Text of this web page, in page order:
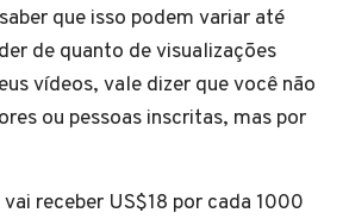
que isso podem variar até
de quanto de visualizações
vídeos, vale dizer que você não
ou pessoas inscritas, mas por
receber US$18 por cada 1000